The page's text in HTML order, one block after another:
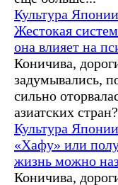
Культура Японии
Жестокая
она влияет на
Коничива,
задумывались,
сильно
азиатских
Культура Японии
«Хафу» или
жизнь можно
Коничива,